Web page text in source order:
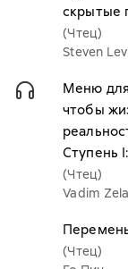
скрытые
(Чтец)
Steven
Меню
чтобы
Ступень
(Чтец)
Vadim
(Чтец)